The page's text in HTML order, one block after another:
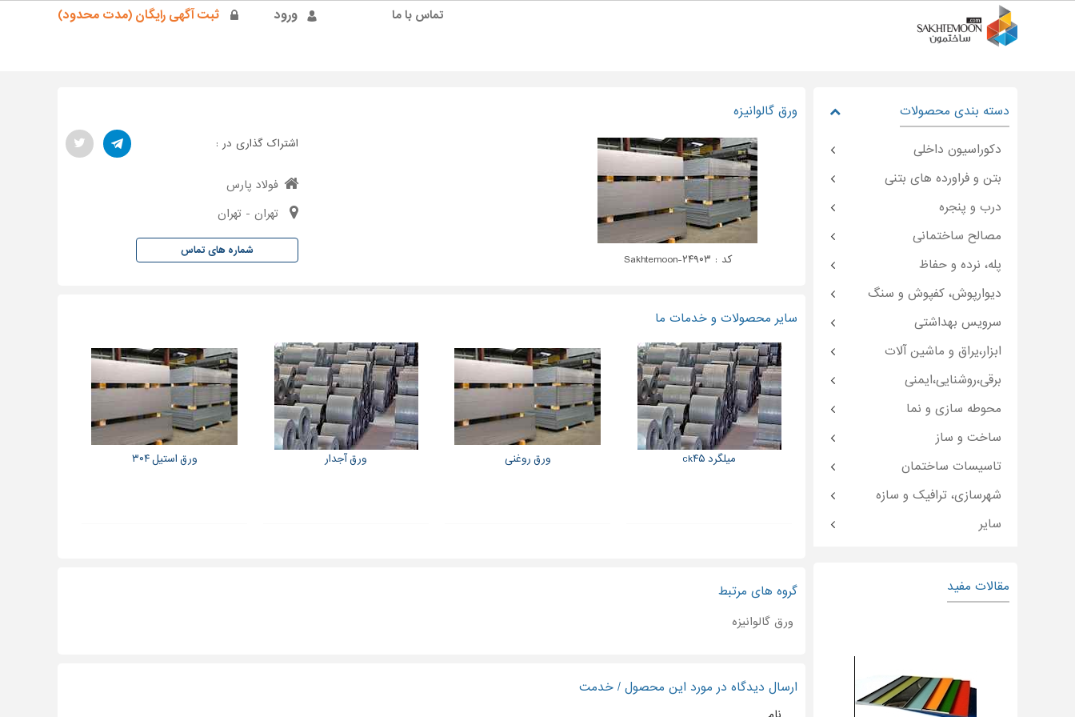
ورود ثبت آگهی رایگان (مدت محدود) تماس با ما
ورق گالوانیزه
کد : Sakhtemoon-۲۴۹۰۳
اشتراک گذاری در :
فولاد پارس
تهران - تهران
شماره های تماس
سایر محصولات و خدمات ما
میلگرد ck۴۵ ورق روغنی ورق آجدار ورق استیل ۳۰۴
گروه های مرتبط
ورق گالوانیزه
ارسال دیدگاه در مورد این محصول / خدمت
دسته بندی محصولات
دکوراسیون داخلی
بتن و فراورده های بتنی
درب و پنجره
مصالح ساختمانی
پله، نرده و حفاظ
دیوارپوش، کفپوش و سنگ
سرویس بهداشتی
ابزار،یراق و ماشین آلات
برقی،روشنایی،ایمنی
محوطه سازی و نما
ساخت و ساز
تاسیسات ساختمان
شهرسازی، ترافیک و سازه
سایر
مقالات مفید